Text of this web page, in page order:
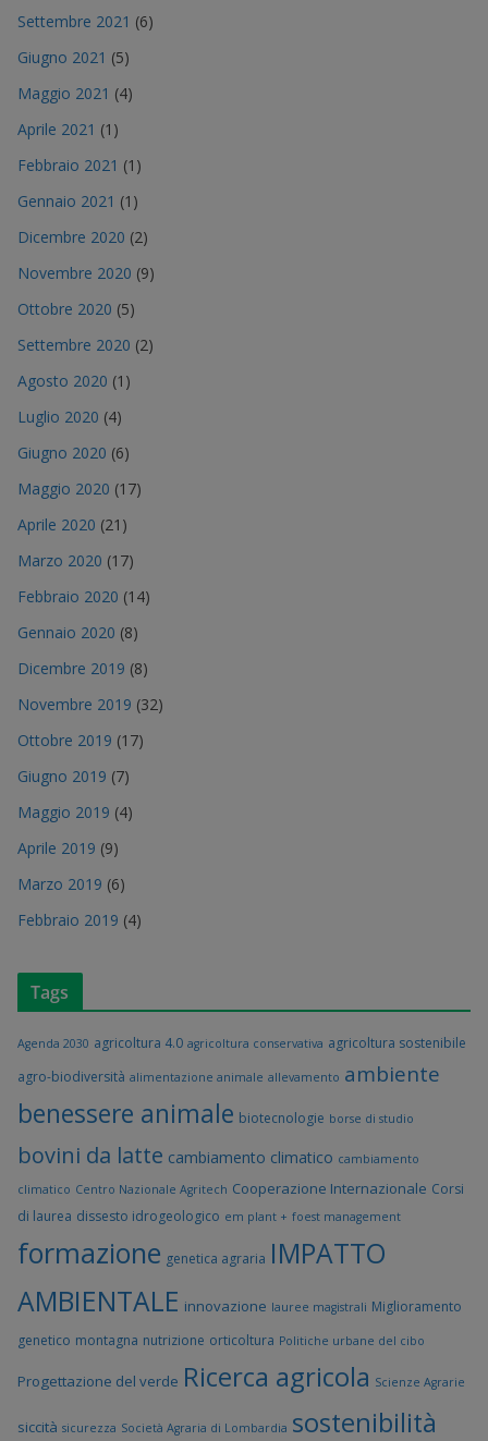
Settembre 2021 (6)
Giugno 2021 (5)
Maggio 2021 (4)
Aprile 2021 (1)
Febbraio 2021 (1)
Gennaio 2021 (1)
Dicembre 2020 (2)
Novembre 2020 (9)
Ottobre 2020 (5)
Settembre 2020 (2)
Agosto 2020 (1)
Luglio 2020 (4)
Giugno 2020 (6)
Maggio 2020 (17)
Aprile 2020 (21)
Marzo 2020 (17)
Febbraio 2020 (14)
Gennaio 2020 (8)
Dicembre 2019 (8)
Novembre 2019 (32)
Ottobre 2019 (17)
Giugno 2019 (7)
Maggio 2019 (4)
Aprile 2019 (9)
Marzo 2019 (6)
Febbraio 2019 (4)
Tags
Agenda 2030 agricoltura 4.0 agricoltura conservativa agricoltura sostenibile
agro-biodiversità alimentazione animale allevamento ambiente
benessere animale biotecnologie borse di studio
bovini da latte cambiamento climatico cambiamento
climatico Centro Nazionale Agritech Cooperazione Internazionale Corsi
di laurea dissesto idrogeologico em plant + foest management
formazione genetica agraria IMPATTO
AMBIENTALE innovazione lauree magistrali Miglioramento
genetico montagna nutrizione orticoltura Politiche urbane del cibo
Progettazione del verde Ricerca agricola Scienze Agrarie
siccità sicurezza Società Agraria di Lombardia sostenibilità